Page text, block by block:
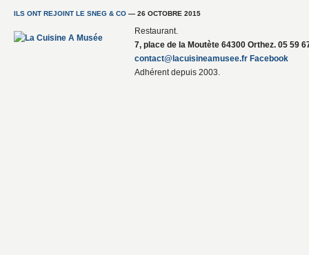
ILS ONT REJOINT LE SNEG & CO — 26 OCTOBRE 2015
Restaurant.
7, place de la Moutète 64300 Orthez. 05 59
contact@lacuisineamusee.fr Facebook
Adhérent depuis 2003.